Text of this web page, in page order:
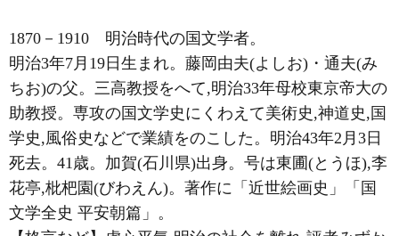
1870－1910 明治時代の国文学者。
明治3年7月19日生まれ。藤岡由夫(よしお)・通夫(み
ちお)の父。三高教授をへて,明治33年母校東京帝大の
助教授。専攻の国文学史にくわえて美術史,神道史,国
学史,風俗史などで業績をのこした。明治43年2月3日
死去。41歳。加賀(石川県)出身。号は東圃(とうほ),李
花亭,枇杷園(びわえん)。著作に「近世絵画史」「国
文学全史 平安朝篇」。